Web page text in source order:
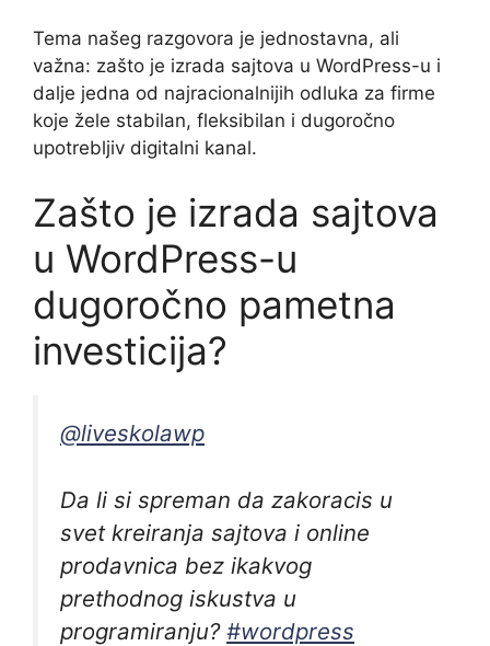
Tema našeg razgovora je jednostavna, ali
važna: zašto je izrada sajtova u WordPress-u i
dalje jedna od najracionalnijih odluka za firme
koje žele stabilan, fleksibilan i dugoročno
upotrebljiv digitalni kanal.
Zašto je izrada sajtova
u WordPress-u
dugoročno pametna
investicija?
@liveskolawp
Da li si spreman da zakoracis u
svet kreiranja sajtova i online
prodavnica bez ikakvog
prethodnog iskustva u
programiranju? #wordpress